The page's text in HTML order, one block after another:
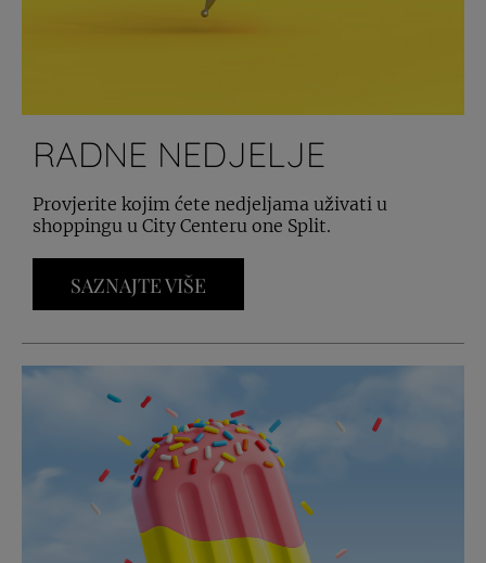
RADNE NEDJELJE
Provjerite kojim ćete nedjeljama uživati u
shoppingu u City Centeru one Split.
SAZNAJTE VIŠE